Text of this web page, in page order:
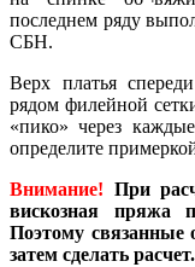
последнем ряду
СБН.
Верх платья
рядом филейной
«пико» через
определите
Внимание! При
вискозная пряжа
Поэтому связанные
затем сделать расчет.